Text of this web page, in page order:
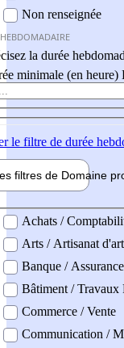
Non renseignée
la durée
minimale (en heure)
le filtre de durée
filtres de Domaine
professionel
Achats /
Arts / Artisanat d'art
Banque / Assurance
Bâtiment / Travaux
Commerce / Vente
Communication /